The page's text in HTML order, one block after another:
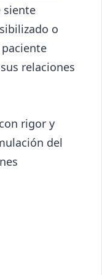
siente
o
relaciones
rigor y
del